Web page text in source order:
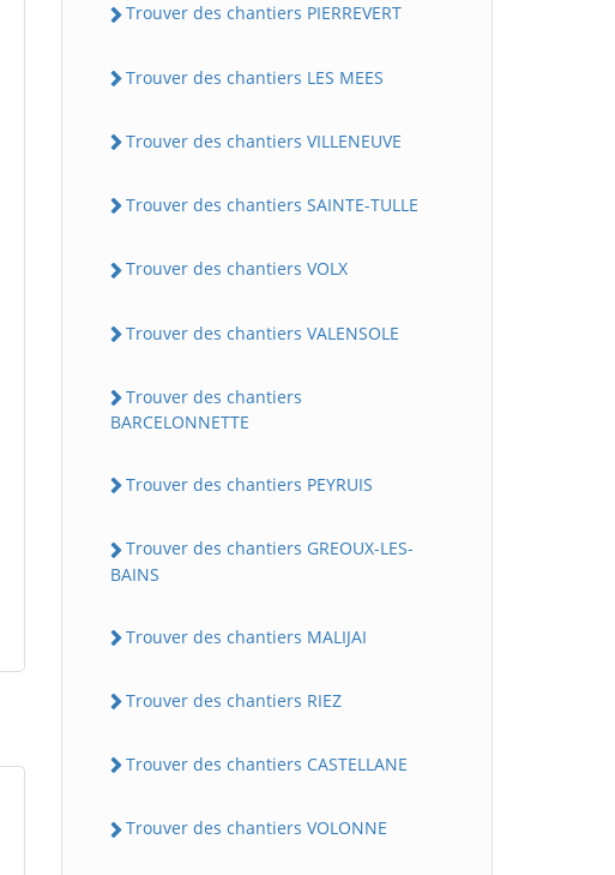
Trouver des chantiers PIERREVERT
Trouver des chantiers LES MEES
Trouver des chantiers VILLENEUVE
Trouver des chantiers SAINTE-TULLE
Trouver des chantiers VOLX
Trouver des chantiers VALENSOLE
Trouver des chantiers
BARCELONNETTE
Trouver des chantiers PEYRUIS
Trouver des chantiers GREOUX-LES-
BAINS
Trouver des chantiers MALIJAI
Trouver des chantiers RIEZ
Trouver des chantiers CASTELLANE
Trouver des chantiers VOLONNE